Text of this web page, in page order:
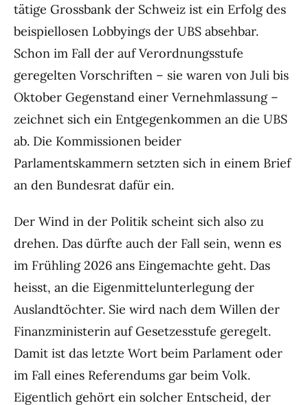
tätige Grossbank der Schweiz ist ein Erfolg des
beispiellosen Lobbyings der UBS absehbar.
Schon im Fall der auf Verordnungsstufe
geregelten Vorschriften – sie waren von Juli bis
Oktober Gegenstand einer Vernehmlassung –
zeichnet sich ein Entgegenkommen an die UBS
ab. Die Kommissionen beider
Parlamentskammern setzten sich in einem Brief
an den Bundesrat dafür ein.
Der Wind in der Politik scheint sich also zu
drehen. Das dürfte auch der Fall sein, wenn es
im Frühling 2026 ans Eingemachte geht. Das
heisst, an die Eigenmittelunterlegung der
Auslandtöchter. Sie wird nach dem Willen der
Finanzministerin auf Gesetzesstufe geregelt.
Damit ist das letzte Wort beim Parlament oder
im Fall eines Referendums gar beim Volk.
Eigentlich gehört ein solcher Entscheid, der